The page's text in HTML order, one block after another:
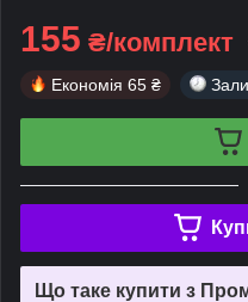
155 ₴/комплект
Економія 65 ₴
Що таке купити з